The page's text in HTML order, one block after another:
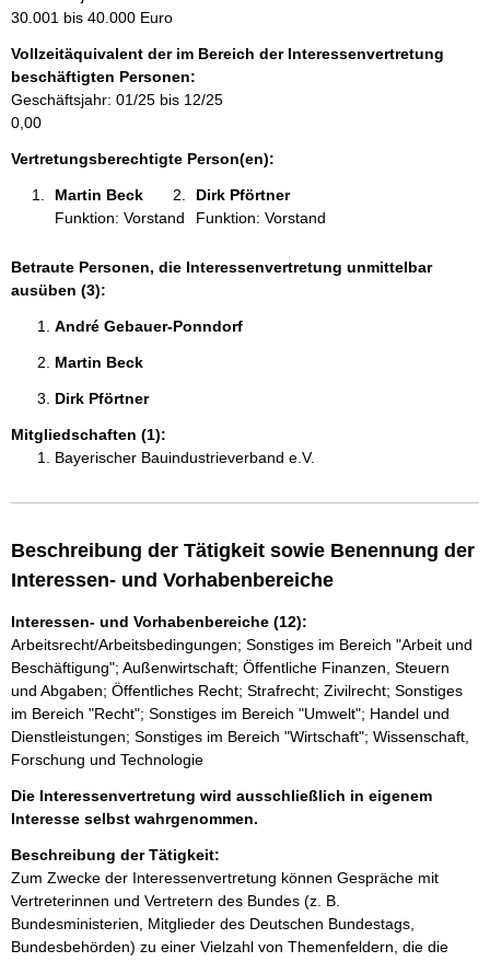
m
t
i
o
n
e
30.001 bis 40.000 Euro
Vollzeitäquivalent der im Bereich der Interessenvertretung
beschäftigten Personen:
Geschäftsjahr: 01/25 bis 12/25
0,00
Vertretungsberechtigte Person(en):
Martin Beck
Funktion: Vorstand
Dirk Pförtner
Funktion: Vorstand
Betraute Personen, die Interessenvertretung unmittelbar
ausüben (3):
André Gebauer-Ponndorf
Martin Beck
Dirk Pförtner
Mitgliedschaften (1):
Bayerischer Bauindustrieverband e.V.
Beschreibung der Tätigkeit sowie Benennung der
Interessen- und Vorhabenbereiche
Interessen- und Vorhabenbereiche (12):
Arbeitsrecht/Arbeitsbedingungen; Sonstiges im Bereich "Arbeit und
Beschäftigung"; Außenwirtschaft; Öffentliche Finanzen, Steuern
und Abgaben; Öffentliches Recht; Strafrecht; Zivilrecht; Sonstiges
im Bereich "Recht"; Sonstiges im Bereich "Umwelt"; Handel und
Dienstleistungen; Sonstiges im Bereich "Wirtschaft"; Wissenschaft,
Forschung und Technologie
Die Interessenvertretung wird ausschließlich in eigenem
Interesse selbst wahrgenommen.
Beschreibung der Tätigkeit:
Zum Zwecke der Interessenvertretung können Gespräche mit
Vertreterinnen und Vertretern des Bundes (z. B.
Bundesministerien, Mitglieder des Deutschen Bundestags,
Bundesbehörden) zu einer Vielzahl von Themenfeldern, die die